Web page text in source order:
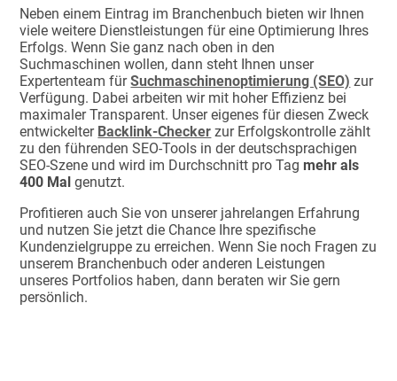
Neben einem Eintrag im Branchenbuch bieten wir Ihnen
viele weitere Dienstleistungen für eine Optimierung Ihres
Erfolgs. Wenn Sie ganz nach oben in den
Suchmaschinen wollen, dann steht Ihnen unser
Expertenteam fürSuchmaschinenoptimierung (SEO) zur
Verfügung. Dabei arbeiten wir mit hoher Effizienz bei
maximaler Transparent. Unser eigenes für diesen Zweck
entwickelter Backlink-Checker zur Erfolgskontrolle zählt
zu den führenden SEO-Tools in der deutschsprachigen
SEO-Szene und wird im Durchschnitt pro Tag mehr als
400 Mal genutzt.
Profitieren auch Sie von unserer jahrelangen Erfahrung
und nutzen Sie jetzt die Chance Ihre spezifische
Kundenzielgruppe zu erreichen. Wenn Sie noch Fragen zu
unserem Branchenbuch oder anderen Leistungen
unseres Portfolios haben, dann beraten wir Sie gern
persönlich.